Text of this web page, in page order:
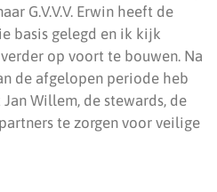
G.V.V.V. Erwin heeft de
basis gelegd en ik kijk
op voort te bouwen. Na
de afgelopen periode heb
Willem, de stewards, de
te zorgen voor veilige